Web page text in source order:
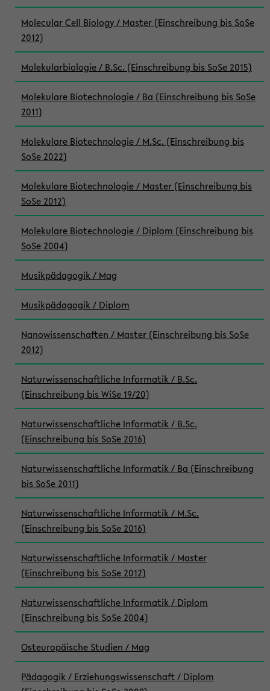
Molecular Cell Biology / Master (Einschreibung bis SoSe
2012)
Molekularbiologie / B.Sc. (Einschreibung bis SoSe 2015)
Molekulare Biotechnologie / Ba (Einschreibung bis SoSe
2011)
Molekulare Biotechnologie / M.Sc. (Einschreibung bis
SoSe 2022)
Molekulare Biotechnologie / Master (Einschreibung bis
SoSe 2012)
Molekulare Biotechnologie / Diplom (Einschreibung bis
SoSe 2004)
Musikpädagogik / Mag
Musikpädagogik / Diplom
Nanowissenschaften / Master (Einschreibung bis SoSe
2012)
Naturwissenschaftliche Informatik / B.Sc.
(Einschreibung bis WiSe 19/20)
Naturwissenschaftliche Informatik / B.Sc.
(Einschreibung bis SoSe 2016)
Naturwissenschaftliche Informatik / Ba (Einschreibung
bis SoSe 2011)
Naturwissenschaftliche Informatik / M.Sc.
(Einschreibung bis SoSe 2016)
Naturwissenschaftliche Informatik / Master
(Einschreibung bis SoSe 2012)
Naturwissenschaftliche Informatik / Diplom
(Einschreibung bis SoSe 2004)
Osteuropäische Studien / Mag
Pädagogik / Erziehungswissenschaft / Diplom